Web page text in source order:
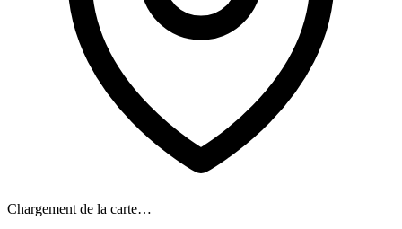
Chargement de la carte…